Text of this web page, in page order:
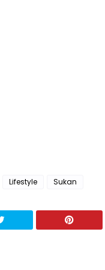
Lifestyle Sukan